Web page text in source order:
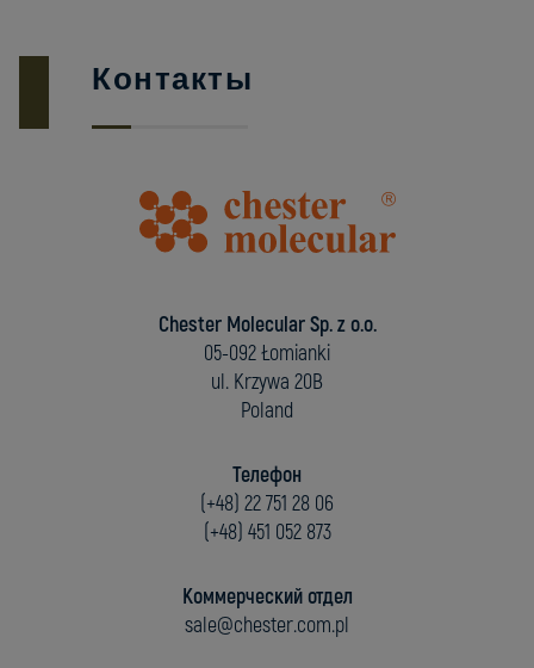
Контакты
Chester Molecular Sp. z o.o.
05-092 Łomianki
ul. Krzywa 20B
Poland
Телефон
(+48) 22 751 28 06
(+48) 451 052 873
Коммерческий отдел
sale@chester.com.pl